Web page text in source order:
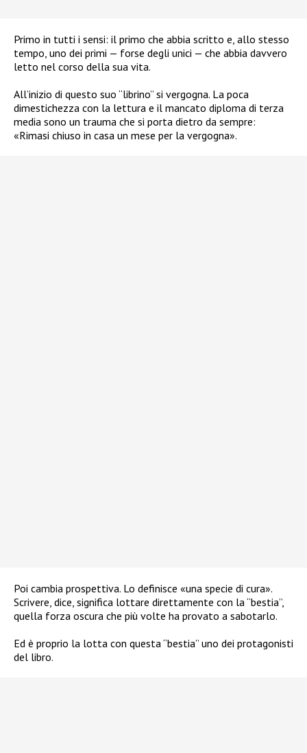
Primo in tutti i sensi: il primo che abbia scritto e, allo stesso
tempo, uno dei primi — forse degli unici — che abbia davvero
letto nel corso della sua vita.
All’inizio di questo suo “librino” si vergogna. La poca
dimestichezza con la lettura e il mancato diploma di terza
media sono un trauma che si porta dietro da sempre:
«Rimasi chiuso in casa un mese per la vergogna».
Poi cambia prospettiva. Lo definisce «una specie di cura».
Scrivere, dice, significa lottare direttamente con la “bestia”,
quella forza oscura che più volte ha provato a sabotarlo.
Ed è proprio la lotta con questa “bestia” uno dei protagonisti
del libro.